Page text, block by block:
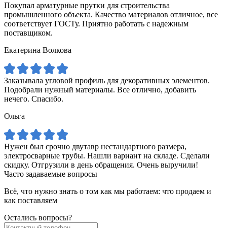
Покупал арматурные прутки для строительства
промышленного объекта. Качество материалов отличное, все
соответствует ГОСТу. Приятно работать с надежным
поставщиком.
Екатерина Волкова
Заказывала угловой профиль для декоративных элементов.
Подобрали нужный материалы. Все отлично, добавить
нечего. Спасибо.
Ольга
Нужен был срочно двутавр нестандартного размера,
электросварные трубы. Нашли вариант на складе. Сделали
скидку. Отгрузили в день обращения. Очень выручили!
Часто задаваемые вопросы
Всё, что нужно знать о том как мы работаем: что продаем и
как поставляем
Остались вопросы?